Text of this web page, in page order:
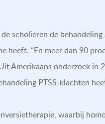
scholieren de
heeft. “En meer dan 90
Amerikaans onderzoek in
PTSS-klachten
waarbij